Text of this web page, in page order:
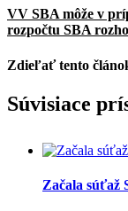
VV SBA môže v
rozpočtu SBA
Zdieľať tento
Facebook
Twitter
Súvisiace
Začala súťaž